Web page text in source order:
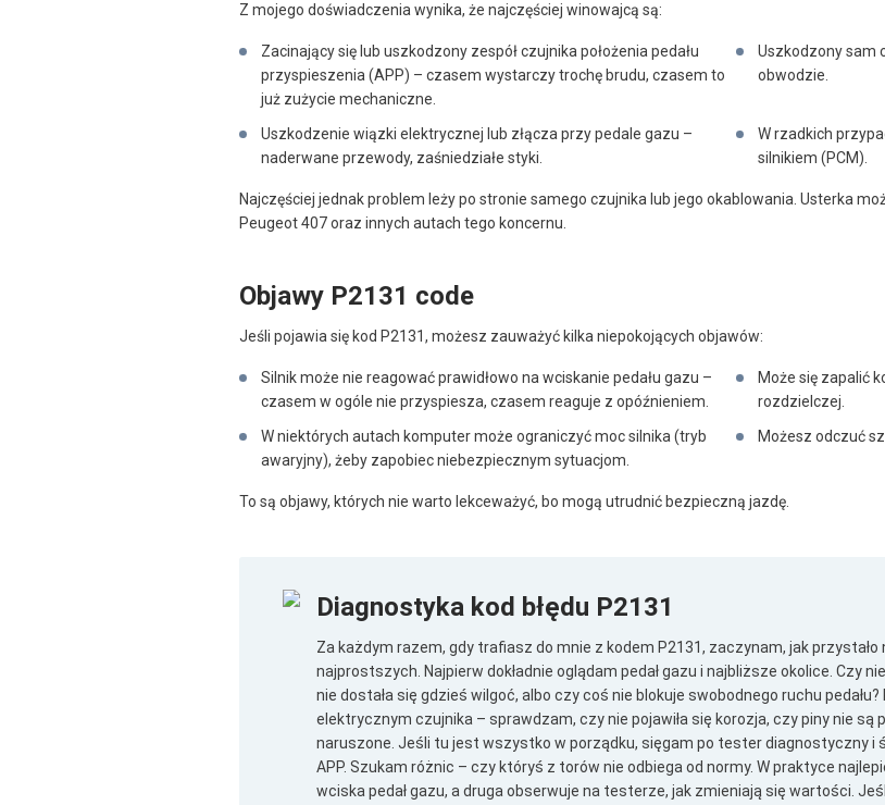
Z mojego doświadczenia wynika, że najczęściej winowajcą są:
Zacinający się lub uszkodzony zespół czujnika położenia pedału
przyspieszenia (APP) – czasem wystarczy trochę brudu, czasem to
już zużycie mechaniczne.
Uszkodzony sam
obwodzie.
Uszkodzenie wiązki elektrycznej lub złącza przy pedale gazu –
naderwane przewody, zaśniedziałe styki.
W rzadkich
silnikiem (PCM).
Najczęściej jednak problem leży po stronie samego czujnika lub jego okablowania. Usterka
Peugeot 407 oraz innych autach tego koncernu.
Objawy P2131 code
Jeśli pojawia się kod P2131, możesz zauważyć kilka niepokojących objawów:
Silnik może nie reagować prawidłowo na wciskanie pedału gazu –
czasem w ogóle nie przyspiesza, czasem reaguje z opóźnieniem.
Może się zapalić
rozdzielczej.
W niektórych autach komputer może ograniczyć moc silnika (tryb
awaryjny), żeby zapobiec niebezpiecznym sytuacjom.
Możesz odczuć
To są objawy, których nie warto lekceważyć, bo mogą utrudnić bezpieczną jazdę.
Diagnostyka kod błędu P2131
Za każdym razem, gdy trafiasz do mnie z kodem P2131, zaczynam, jak
najprostszych. Najpierw dokładnie oglądam pedał gazu i najbliższe okolice. Czy
nie dostała się gdzieś wilgoć, albo czy coś nie blokuje swobodnego ruchu
elektrycznym czujnika – sprawdzam, czy nie pojawiła się korozja, czy piny nie są
naruszone. Jeśli tu jest wszystko w porządku, sięgam po tester diagnostyczny i
APP. Szukam różnic – czy któryś z torów nie odbiega od normy. W praktyce
wciska pedał gazu, a druga obserwuje na testerze, jak zmieniają się wartości.